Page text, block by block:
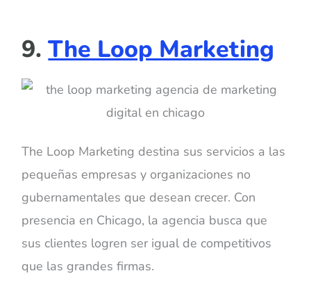
9. The Loop Marketing
The Loop Marketing destina sus servicios a las
pequeñas empresas y organizaciones no
gubernamentales que desean crecer. Con
presencia en Chicago, la agencia busca que
sus clientes logren ser igual de competitivos
que las grandes firmas.